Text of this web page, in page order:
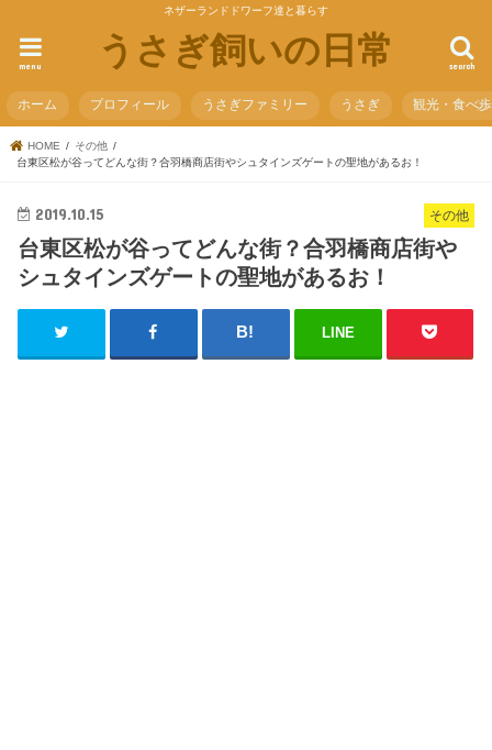
ネザーランドドワーフ達と暮らす
うさぎ飼いの日常 search
menu
ホーム プロフィール うさぎファミリー うさぎ 観光・食べ
HOME
その他
台東区松が谷ってどんな街？合羽橋商店街やシュタインズゲートの聖地があるお！
その他
2019.10.15
台東区松が谷ってどんな街？合羽橋商店街や
シュタインズゲートの聖地があるお！
LINE